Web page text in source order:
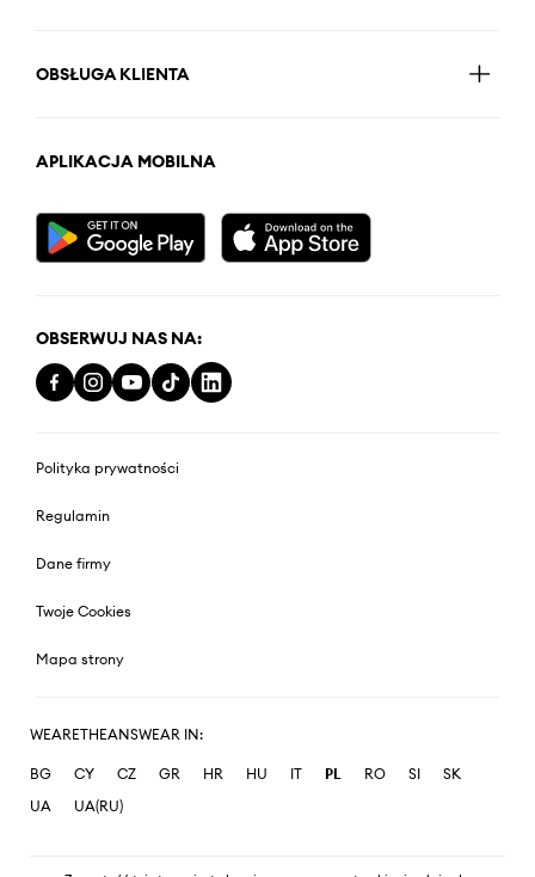
OBSŁUGA KLIENTA
APLIKACJA MOBILNA
OBSERWUJ NAS NA:
Polityka prywatności
Regulamin
Dane firmy
Twoje Cookies
Mapa strony
WEARETHEANSWEAR IN:
BG CY CZ GR HR HU IT PL RO SI
SK
UA
UA(RU)